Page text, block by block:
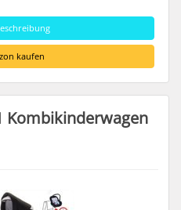
kaufen
Kombikinderwagen